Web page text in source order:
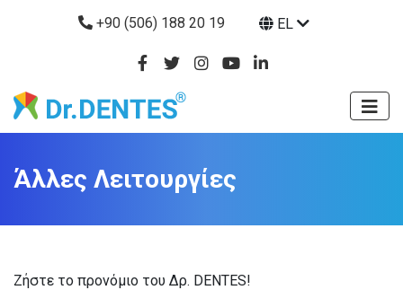
+90 (506) 188 20 19 EL
Άλλες Λειτουργίες
Ζήστε το προνόμιο του Δρ. DENTES!